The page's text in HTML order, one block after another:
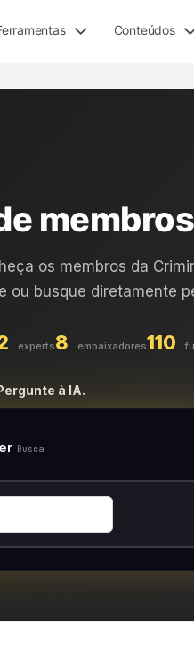
Conteúdos
membros
os membros da
ou busque diretamente
experts8 embaixadores110
à IA.
Busca